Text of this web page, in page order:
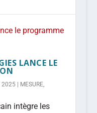
LANCE LE
2025| MESURE,
intègre les